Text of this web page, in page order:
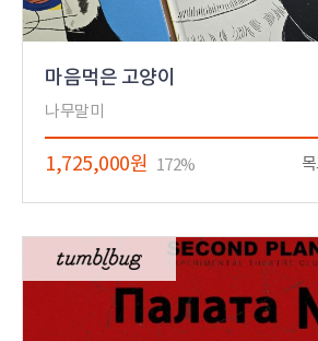
마음먹은 고양이
나무말미
1,725,000원 172%